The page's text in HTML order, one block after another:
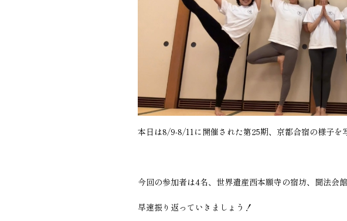
本日は8/9-8/11に開催された第25期、京都合宿の様子を
今回の参加者は4名、世界遺産西本願寺の宿坊、聞法会
早速振り返っていきましょう！